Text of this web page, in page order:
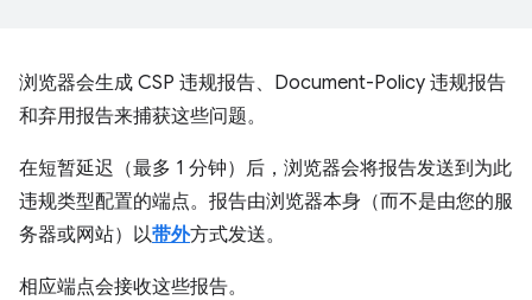
浏览器会生成 CSP 违规报告、Document-Policy 违规报告
和弃用报告来捕获这些问题。
在短暂延迟（最多 1 分钟）后，浏览器会将报告发送到为此
违规类型配置的端点。报告由浏览器本身（而不是由您的服
务器或网站）以带外方式发送。
相应端点会接收这些报告。